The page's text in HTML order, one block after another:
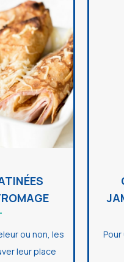
ou non, les
leur place